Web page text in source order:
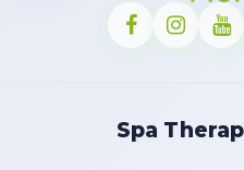
Spa